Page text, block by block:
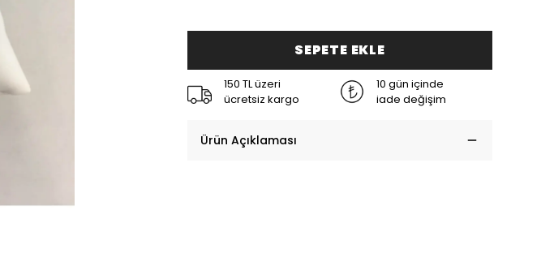
SEPETE EKLE
150 TL üzeri
ücretsiz kargo
10 gün içinde
iade değişim
Ürün Açıklaması